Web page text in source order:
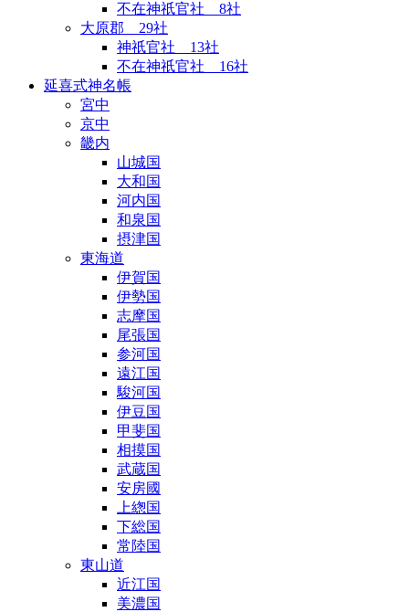
不在神祇官社 8社
大原郡 29社
神祇官社 13社
不在神祇官社 16社
延喜式神名帳
宮中
京中
畿内
山城国
大和国
河内国
和泉国
摂津国
東海道
伊賀国
伊勢国
志摩国
尾張国
参河国
遠江国
駿河国
伊豆国
甲斐国
相摸国
武蔵国
安房國
上緫国
下総国
常陸国
東山道
近江国
美濃国